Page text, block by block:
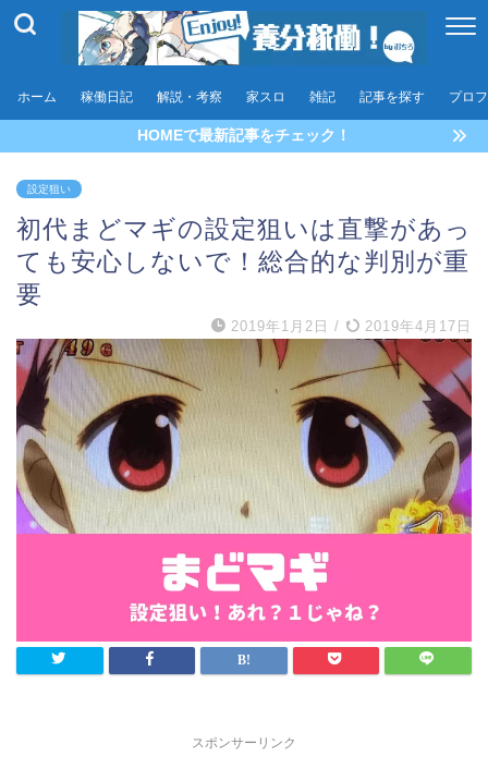
ホーム 稼働日記 解説・考察 家スロ 雑記 記事を探す プロ
HOMEで最新記事をチェック！
設定狙い
初代まどマギの設定狙いは直撃があっ
ても安心しないで！総合的な判別が重
要
2019年1月2日 / 2019年4月17日
スポンサーリンク